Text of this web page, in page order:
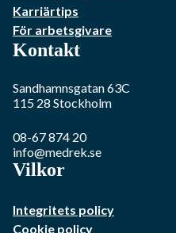
Karriärtips
För arbetsgivare
Kontakt
Sandhamnsgatan 63C
115 28 Stockholm
08-67 874 20
info@medrek.se
Vilkor
Integritets policy
Cookie policy